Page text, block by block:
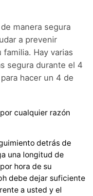
manera segura
a prevenir
Hay varias
segura durante el 4
hacer un 4 de
cualquier razón
detrás de
una longitud de
hora de su
debe dejar suficiente
a usted y el